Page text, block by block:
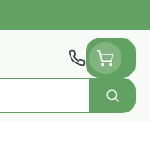
Zoek